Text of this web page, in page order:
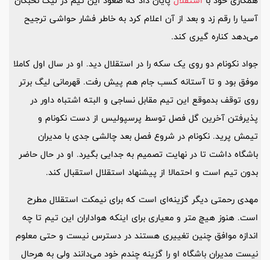
آسیا را رقم زد و بعد از آن اعلام کرد به خاطر فشار حواشی ترجیح
می‌دهد کناره گیری کند.
جواد نکونام دو روی یک سکه را در استقلال دید. او در سال اول کاملا
موفق بود و تا آستانه کسب جام هم پیش رفت. قهرمانی لیگ برتر
روی توقف بدموقع این تیم مقابل نساجی و البته اشتباه داور در
پذیرفتن آخرین گل فصل توسط پرسپولیس از دست نکونام و
تیمش پرید. نکونام در شروع فصل بعد چالشی جدی با مدیران
باشگاه داشت تا در نهایت تصمیم به جدایی بگیرد. او در حال حاضر
بدون تیم است و احتمالا از پیشنهاد استقلال استقبال کند.
مهدی رحمتی دیگر گزینه‌ای است که برای نیمکت استقلال مطرح
است. هنوز هیچ متر و معیاری برای اینکه هواداران این تیم تا چه
اندازه موافق چنین تغییری هستند در دسترس نیست و حتی معلوم
نیست مدیران باشگاه او را گزینه چندم خود می‌دانند ولی به هرحال